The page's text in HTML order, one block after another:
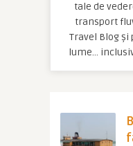
tale de
transport
Travel Blog
lume…